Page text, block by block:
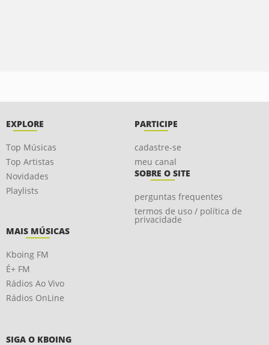
EXPLORE
Top Músicas
Top Artistas
Novidades
Playlists
PARTICIPE
cadastre-se
meu canal
SOBRE O SITE
perguntas frequentes
termos de uso / política de
privacidade
MAIS MÚSICAS
Kboing FM
É+ FM
Rádios Ao Vivo
Rádios OnLine
SIGA O KBOING